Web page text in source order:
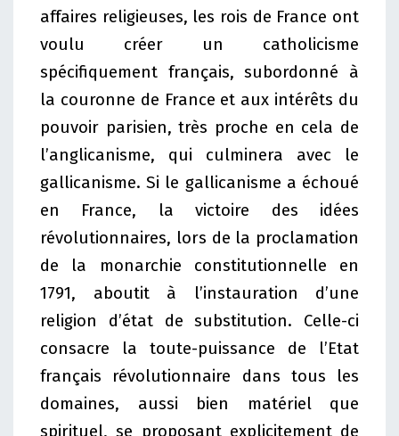
affaires religieuses, les rois de France ont
voulu créer un catholicisme
spécifiquement français, subordonné à
la couronne de France et aux intérêts du
pouvoir parisien, très proche en cela de
l’anglicanisme, qui culminera avec le
gallicanisme. Si le gallicanisme a échoué
en France, la victoire des idées
révolutionnaires, lors de la proclamation
de la monarchie constitutionnelle en
1791, aboutit à l’instauration d’une
religion d’état de substitution. Celle-ci
consacre la toute-puissance de l’Etat
français révolutionnaire dans tous les
domaines, aussi bien matériel que
spirituel, se proposant explicitement de